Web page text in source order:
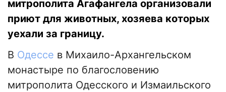
митрополита Агафангела организовали
приют для животных, хозяева которых
уехали за границу.
В Одессе в Михаило-Архангельском
монастыре по благословению
митрополита Одесского и Измаильского